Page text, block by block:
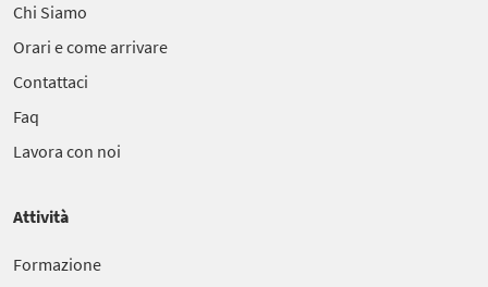
Chi Siamo
Orari e come arrivare
Contattaci
Faq
Lavora con noi
Attività
Formazione